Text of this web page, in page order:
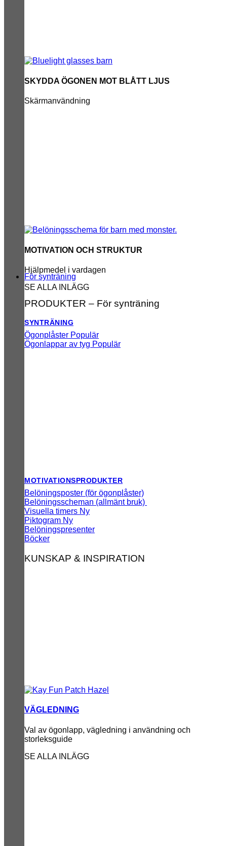
SKYDDA ÖGONEN MOT BLÅTT LJUS
Skärmanvändning
MOTIVATION OCH STRUKTUR
Hjälpmedel i vardagen
SE ALLA INLÄGG
För synträning
PRODUKTER – För synträning
SYNTRÄNING
Ögonplåster
Ögonlappar av tyg
MOTIVATIONSPRODUKTER
Belöningsposter (för ögonplåster)
Belöningsscheman (allmänt bruk)
Visuella timers
Piktogram
Belöningspresenter
Böcker
KUNSKAP & INSPIRATION
VÄGLEDNING
Val av ögonlapp, vägledning i användning och
storleksguide
SE ALLA INLÄGG